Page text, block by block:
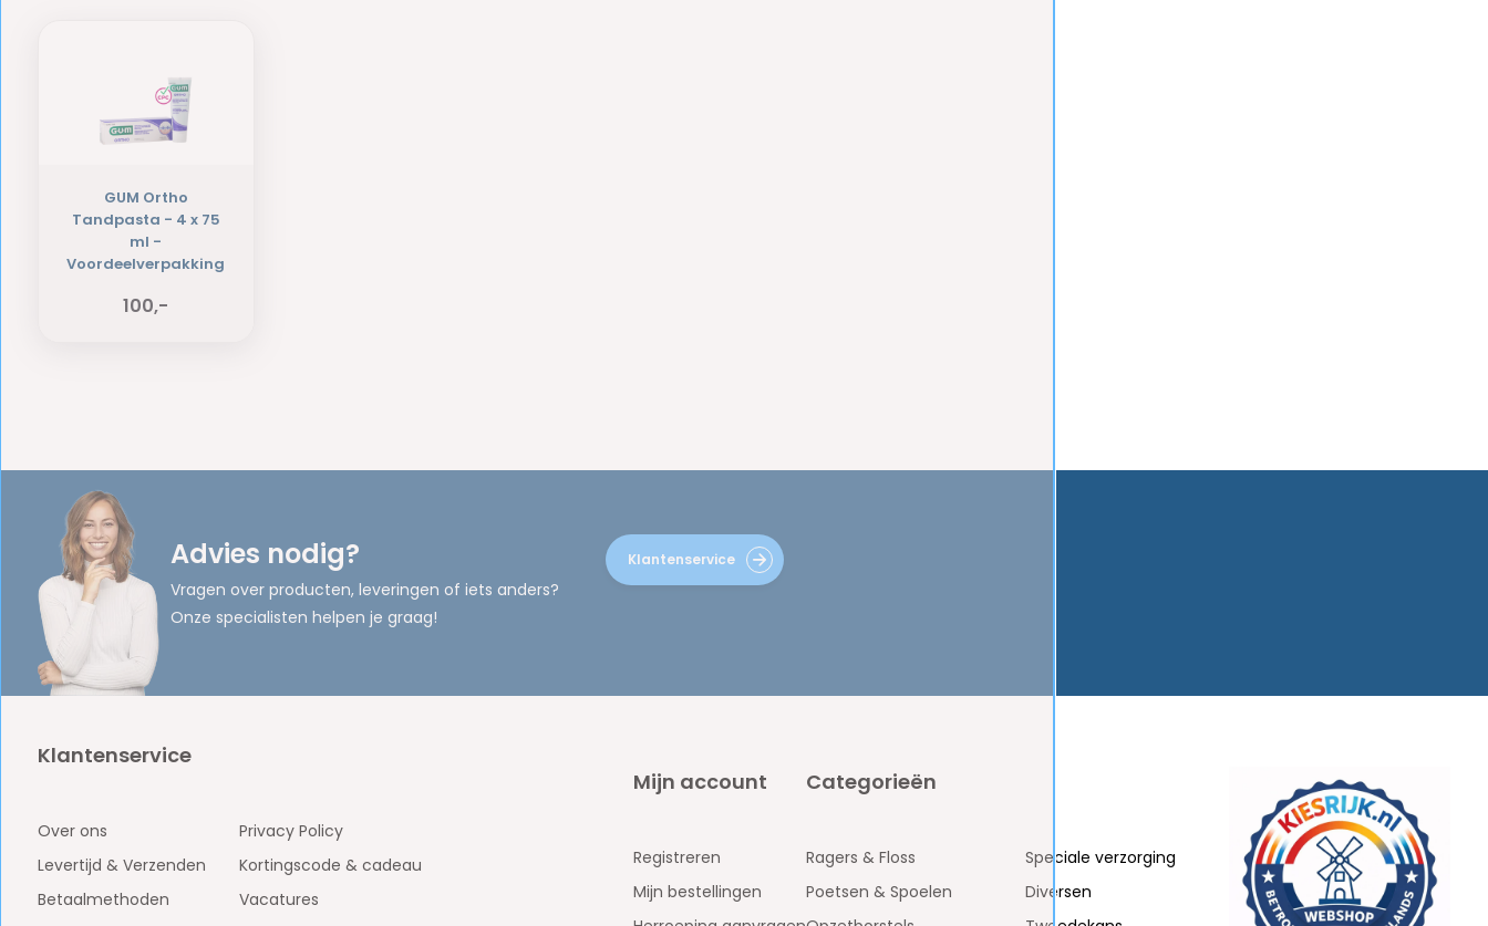
GUM Ortho
Tandpasta - 4 x 75
ml -
Voordeelverpakking
100,-
Advies nodig?
Vragen over producten, leveringen of iets anders?
Onze specialisten helpen je graag!
Klantenservice
Klantenservice
Over ons
Levertijd & Verzenden
Betaalmethoden
Privacy Policy
Kortingscode & cadeau
Vacatures
Mijn account
Registreren
Mijn bestellingen
Categorieën
Ragers & Floss
Poetsen & Spoelen
Speciale verzorging
Diversen